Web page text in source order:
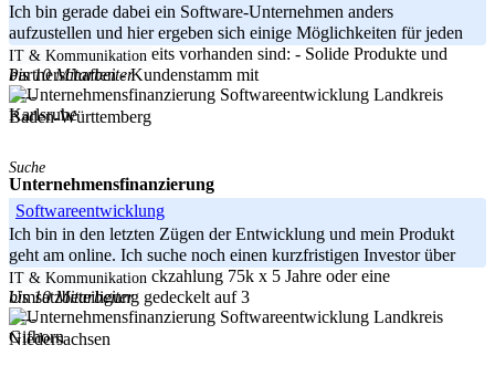
Ich bin gerade dabei ein Software-Unternehmen anders
aufzustellen und hier ergeben sich einige Möglichkeiten für jeden
Anlagehorizont. Bereits vorhanden sind: - Solide Produkte und
Partnerschaften - Kundenstamm mit
-----
Baden-Württemberg
IT & Kommunikation
bis 10 Mitarbeiter
Landkreis
Karlsruhe
Suche
Unternehmensfinanzierung
Softwareentwicklung
Ich bin in den letzten Zügen der Entwicklung und mein Produkt
geht am online. Ich suche noch einen kurzfristigen Investor über
300k, garantierte Rückzahlung 75k x 5 Jahre oder eine
Umsatzbeteiligung gedeckelt auf 3
-----
Niedersachsen
IT & Kommunikation
bis 10 Mitarbeiter
Landkreis
Gifhorn